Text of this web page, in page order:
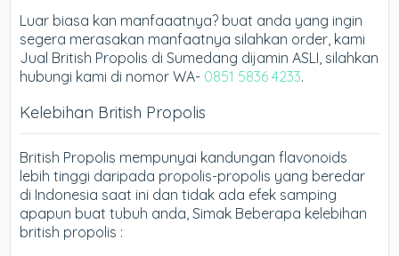
Luar biasa kan manfaaatnya? buat anda yang ingin
segera merasakan manfaatnya silahkan order, kami
Jual British Propolis di Sumedang dijamin ASLI, silahkan
hubungi kami di nomor WA- 0851 5836 4233.
Kelebihan British Propolis
British Propolis mempunyai kandungan flavonoids
lebih tinggi daripada propolis-propolis yang beredar
di Indonesia saat ini dan tidak ada efek samping
apapun buat tubuh anda, Simak Beberapa kelebihan
british propolis :